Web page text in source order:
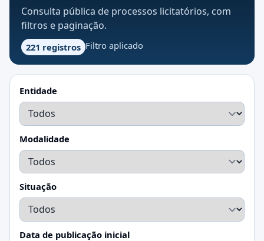
Consulta pública de processos licitatórios, com
filtros e paginação.
221 registros Filtro aplicado
Entidade
Modalidade
Situação
Data de publicação inicial